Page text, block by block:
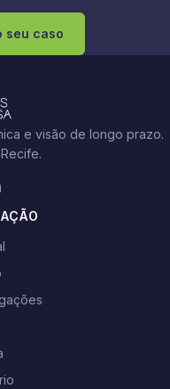
seu caso
e visão de longo prazo.